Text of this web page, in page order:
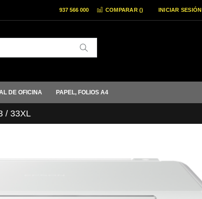
COMPARAR () INICIAR SESIÓN
937 566 000
DE OFICINA PAPEL, FOLIOS A4
/ 33XL